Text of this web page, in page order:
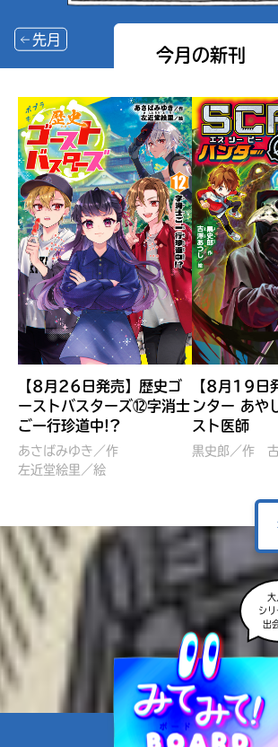
今月の新刊
先月
ぼくたちのマインクラフト
冒険記 エンチャント剣
VS暴走モブ
営委員会／協力
レッツゴー
ターズ とつ
佐久間さのす
【8月26日発売】歴史ゴ
ーストバスターズ⑫字消士
ご一行珍道中!?
あさばみゆき／作
左近堂絵里／絵
【8月19日
ンター あや
スト医師
黒史郎／作
大
シリ
出